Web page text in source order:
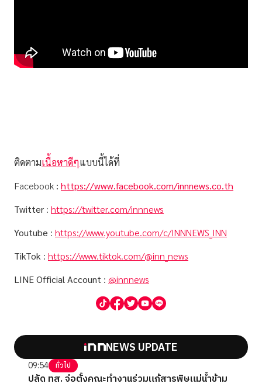
ติดตามเนื้อหาดีๆแบบนี้ได้ที่
Facebook : https://www.facebook.com/innnews.co.th
Twitter : https://twitter.com/innnews
Youtube : https://www.youtube.com/c/INNNEWS_INN
TikTok : https://www.tiktok.com/@inn_news
LINE Official Account : @innnews
NEWS UPDATE
09:54 ทั่วไป
ปลัด ทส. จ่อตั้งคณะทำงานร่วมแก้สารพิษแม่น้ำข้าม